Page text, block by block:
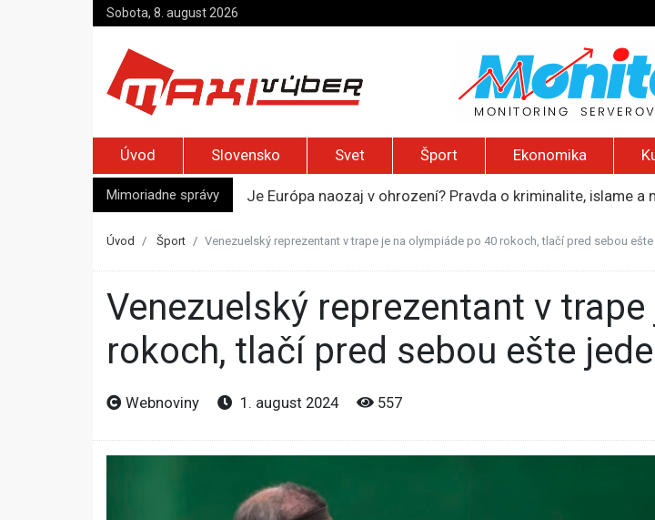
Sobota, 8. august 2026
Úvod Slovensko Svet Šport Ekonomika
Mimoriadne správy
Je Európa naozaj v ohrození? Pravda o kriminalite, islame a
Kyjev žiada EÚ o 220 miliónov eur na pomoc farmárom,
Úvod Šport Venezuelský reprezentant v trape je na olympiáde po 40 rokoch, tlačí pred sebou
Venezuelský reprezentant v trape je na olympiáde po 40
rokoch, tlačí pred sebou ešte
Webnoviny 1. august 2024 557